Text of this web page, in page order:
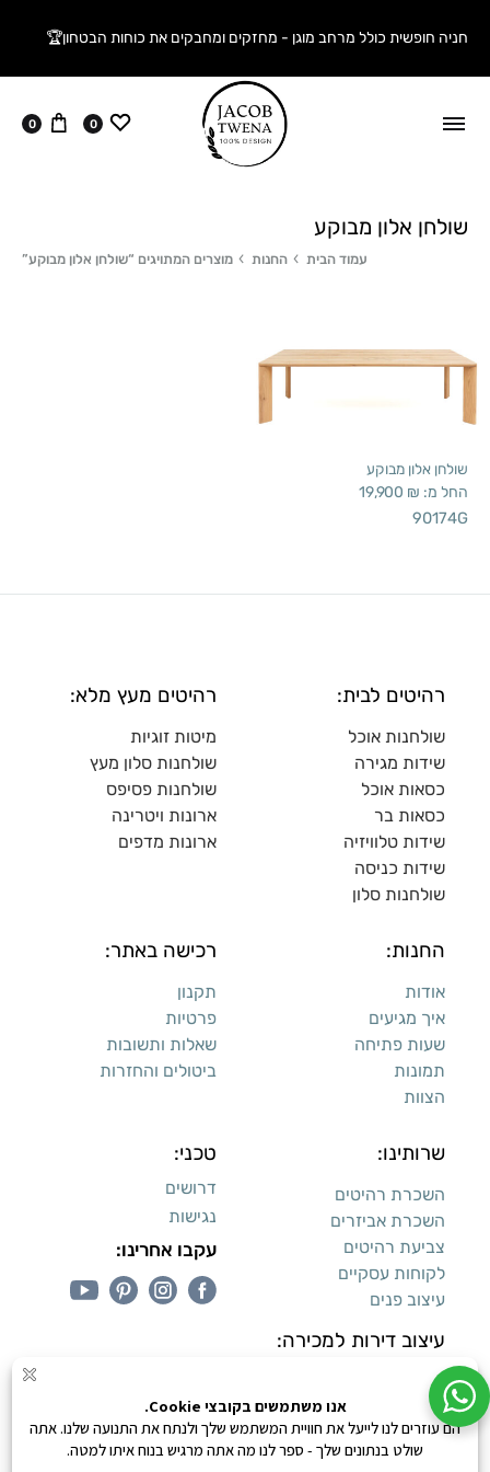
חניה חופשית כולל מרחב מוגן - מחזקים ומחבקים את כוחות הבטחון🏆
ווישליסט
0 עגלה
0
שולחן אלון מבוקע
עמוד הבית החנות מוצרים המתויגים “שולחן אלון מבוקע”
שולחן אלון מבוקע
החל מ: 19,900 ₪
90174G
רהיטים לבית:
שולחנות אוכל
שידות מגירה
כסאות אוכל
כסאות בר
שידות טלוויזיה
שידות כניסה
שולחנות סלון
רהיטים מעץ מלא:
מיטות זוגיות
שולחנות סלון מעץ
שולחנות פסיפס
ארונות ויטרינה
ארונות מדפים
החנות:
אודות
איך מגיעים
שעות פתיחה
תמונות
הצוות
רכישה באתר:
תקנון
פרטיות
שאלות ותשובות
ביטולים והחזרות
שרותינו:
השכרת רהיטים
השכרת אביזרים
צביעת רהיטים
לקוחות עסקיים
עיצוב פנים
עיצוב דירות למכירה:
טכני:
דרושים
נגישות
עקבו אחרינו:
קנייה מאובטחת 0